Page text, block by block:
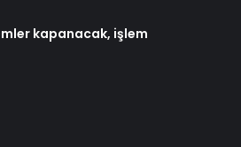
kapanacak, işlem